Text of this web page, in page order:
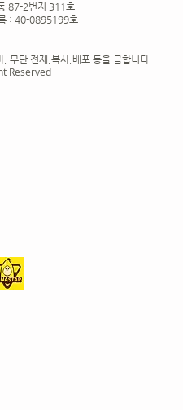
87-2번지 311호
: 40-0895199호
무단 전재,복사,배포 등을 금합니다.
Reserved